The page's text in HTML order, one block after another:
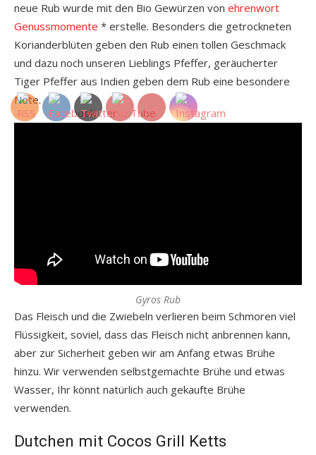
neue Rub wurde mit den Bio Gewürzen von ehrenwort
Genussmomente * erstelle. Besonders die getrockneten
Korianderblüten geben den Rub einen tollen Geschmack
und dazu noch unseren Lieblings Pfeffer, geräucherter
Tiger Pfeffer aus Indien geben dem Rub eine besondere
Note.
Gyros Rub
Das Fleisch und die Zwiebeln verlieren beim Schmoren viel
Flüssigkeit, soviel, dass das Fleisch nicht anbrennen kann,
aber zur Sicherheit geben wir am Anfang etwas Brühe
hinzu. Wir verwenden selbstgemachte Brühe und etwas
Wasser, Ihr könnt natürlich auch gekaufte Brühe
verwenden.
Dutchen mit Cocos Grill Ketts